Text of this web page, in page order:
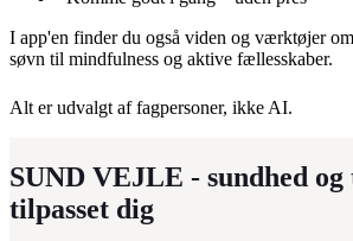
I app'en finder du også viden og værktøjer
søvn til mindfulness og aktive fællesskaber.
Alt er udvalgt af fagpersoner, ikke AI.
SUND VEJLE - sundhed
tilpasset dig